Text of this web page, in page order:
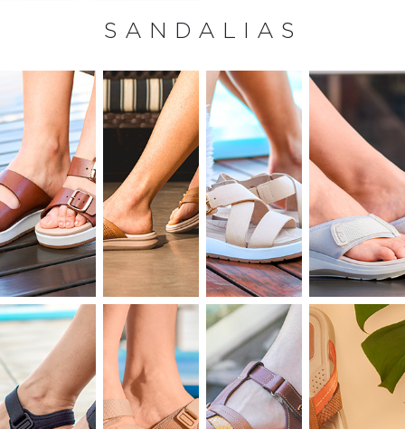
SANDALIAS